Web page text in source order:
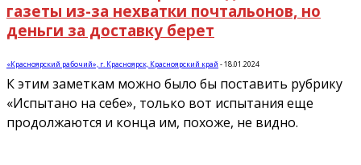
газеты из-за нехватки почтальонов, но
деньги за доставку берет
«Красноярский рабочий», г. Красноярск, Красноярский край -18.01.2024
К этим заметкам можно было бы поставить рубрику
«Испытано на себе», только вот испытания еще
продолжаются и конца им, похоже, не видно.